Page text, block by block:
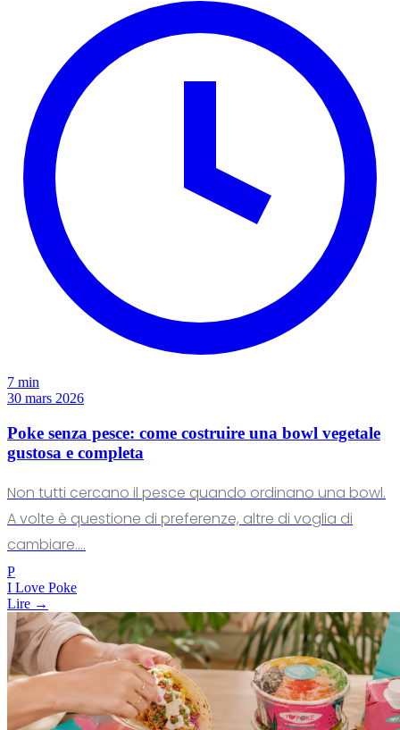
7 min
30 mars 2026
Poke senza pesce: come costruire una bowl vegetale
gustosa e completa
Non tutti cercano il pesce quando ordinano una bowl.
A volte è questione di preferenze, altre di voglia di
cambiare.…
P
I Love Poke
Lire →